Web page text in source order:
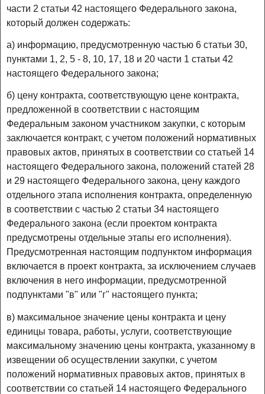
части 2 статьи 42 настоящего Федерального закона,
который должен содержать:
а) информацию, предусмотренную частью 6 статьи 30,
пунктами 1, 2, 5 - 8, 10, 17, 18 и 20 части 1 статьи 42
настоящего Федерального закона;
б) цену контракта, соответствующую цене контракта,
предложенной в соответствии с настоящим
Федеральным законом участником закупки, с которым
заключается контракт, с учетом положений нормативных
правовых актов, принятых в соответствии со статьей 14
настоящего Федерального закона, положений статей 28
и 29 настоящего Федерального закона, цену каждого
отдельного этапа исполнения контракта, определенную
в соответствии с частью 2 статьи 34 настоящего
Федерального закона (если проектом контракта
предусмотрены отдельные этапы его исполнения).
Предусмотренная настоящим подпунктом информация
включается в проект контракта, за исключением случаев
включения в него информации, предусмотренной
подпунктами "в" или "г" настоящего пункта;
в) максимальное значение цены контракта и цену
единицы товара, работы, услуги, соответствующие
максимальному значению цены контракта, указанному в
извещении об осуществлении закупки, с учетом
положений нормативных правовых актов, принятых в
соответствии со статьей 14 настоящего Федерального